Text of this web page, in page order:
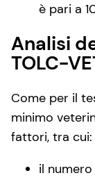
è pari a
Analisi
TOLC-
Come per il
minimo
fattori, tra cui:
il